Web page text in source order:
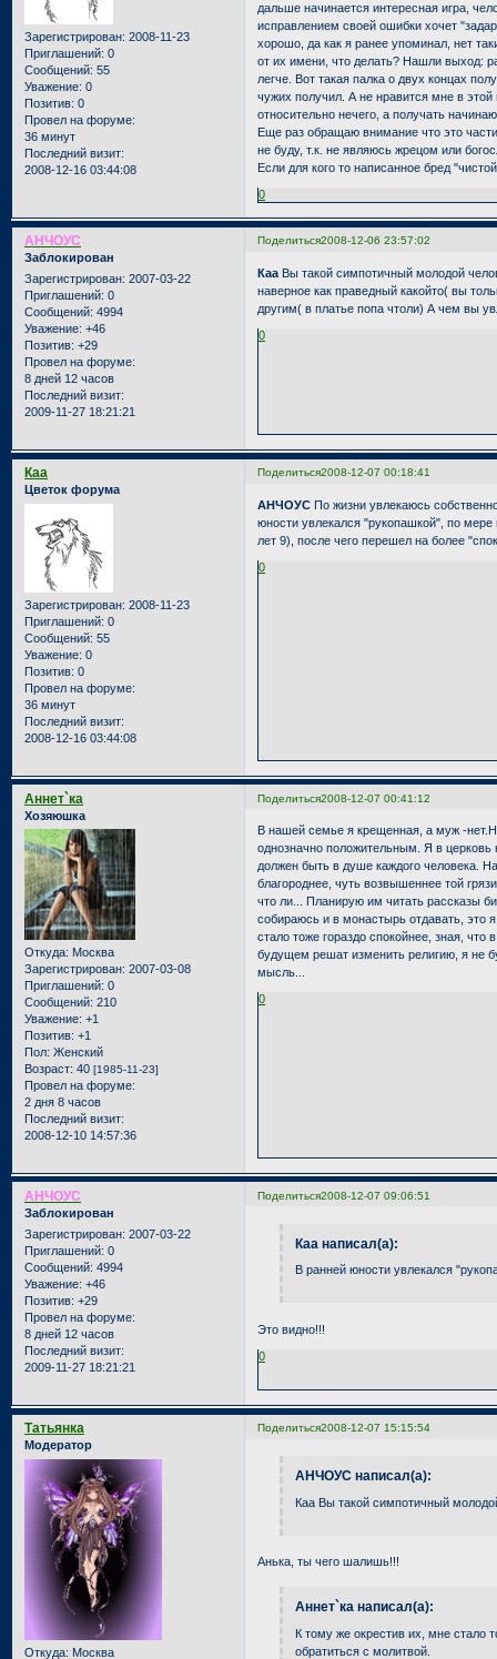
Зарегистрирован: 2008-11-23
Приглашений: 0
Сообщений: 55
Уважение: 0
Позитив: 0
Провел на форуме:
36 минут
Последний визит:
2008-12-16 03:44:08
дальше начинается интересная игра,
исправлением своей ошибки хочет
хорошо, да как я ранее упоминал, нет
от их имени, что делать? Нашли выход:
легче. Вот такая палка о двух концах
чужих получил. А не нравится мне в
относительно нечего, а получать
Еще раз обращаю внимание что это
не буду, т.к. не являюсь жрецом или
Если для кого то написанное бред
0
Поделиться2008-12-06 23:57:02
АНЧОУС
Заблокирован
Зарегистрирован: 2007-03-22
Приглашений: 0
Сообщений: 4994
Уважение: +46
Позитив: +29
Провел на форуме:
8 дней 12 часов
Последний визит:
2009-11-27 18:21:21
Каа Вы такой симпотичный молодой
наверное как праведный какойто( вы
другим( в платье попа чтоли) А чем вы
0
Поделиться2008-12-07 00:18:41
Каа
Цветок форума
Зарегистрирован: 2008-11-23
Приглашений: 0
Сообщений: 55
Уважение: 0
Позитив: 0
Провел на форуме:
36 минут
Последний визит:
2008-12-16 03:44:08
АНЧОУС По жизни увлекаюсь
юности увлекался "рукопашкой", по
лет 9), после чего перешел на более
0
Поделиться2008-12-07 00:41:12
Аннет`ка
Хозяюшка
Откуда: Москва
Зарегистрирован: 2007-03-08
Приглашений: 0
Сообщений: 210
Уважение: +1
Позитив: +1
Пол: Женский
Возраст: 40 [1985-11-23]
Провел на форуме:
2 дня 8 часов
Последний визит:
2008-12-10 14:57:36
В нашей семье я крещенная, а муж -
однозначно положительным. Я в
должен быть в душе каждого человека.
благороднее, чуть возвышеннее той
что ли... Планирую им читать рассказы
собираюсь и в монастырь отдавать, это
стало тоже гораздо спокойнее, зная,
будущем решат изменить религию, я не
мысль...
0
Поделиться2008-12-07 09:06:51
АНЧОУС
Заблокирован
Зарегистрирован: 2007-03-22
Приглашений: 0
Сообщений: 4994
Уважение: +46
Позитив: +29
Провел на форуме:
8 дней 12 часов
Последний визит:
2009-11-27 18:21:21
Каа написал(а):
В ранней юности увлекался
Это видно!!!
0
Поделиться2008-12-07 15:15:54
Татьянка
Модератор
Откуда: Москва
АНЧОУС написал(а):
Каа Вы такой симпотичный
Анька, ты чего шалишь!!!
Аннет`ка написал(а):
К тому же окрестив их, мне стало
обратиться с молитвой.